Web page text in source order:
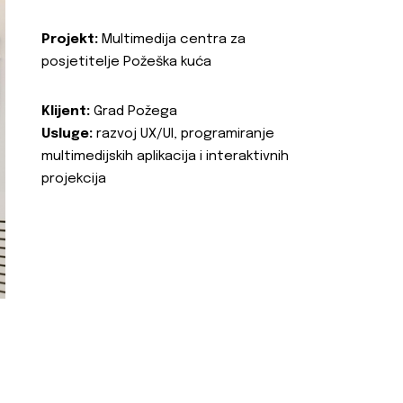
Projekt: Multimedija centra za
posjetitelje Požeška kuća
Klijent: Grad Požega
Usluge: razvoj UX/UI, programiranje
multimedijskih aplikacija i interaktivnih
projekcija